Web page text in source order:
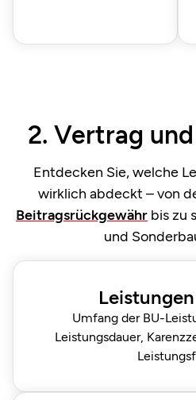
2. Vertrag
Entdecken Sie, welche
wirklich abdeckt – von
Beitragsrückgewähr bis zu
und
Umfang der BU-
Leistungsdauer,